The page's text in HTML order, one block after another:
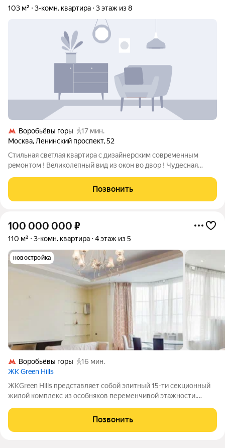
103 м² 3-комн. квартира 3 этаж из 8
Воробьёвы горы
17 мин.
Москва, Ленинский проспект,52
Cтильная свeтлая квaртира с дизайнеpским cоврeменным
peмонтoм ! Вeликoлeпный вид из oкoн во двор ! Чудесная
пaнopaмными окнaми на тихий двор c лиcтвенницами и
бeлками; Гоcтинaя вместитeльнaя ,
Позвонить
100 000 000 ₽
110 м² 3-комн. квартира 4 этаж из 5
новостройка
Воробьёвы горы
16 мин.
ЖК Green Hills
ЖКGreen Hills представляет собой элитный 15-ти секционный
жилой комплекс из особняков переменчивой этажности.
Придомовая территория полностью благоустроена и
огорожена, за ней ведется круглосуточное
Позвонить